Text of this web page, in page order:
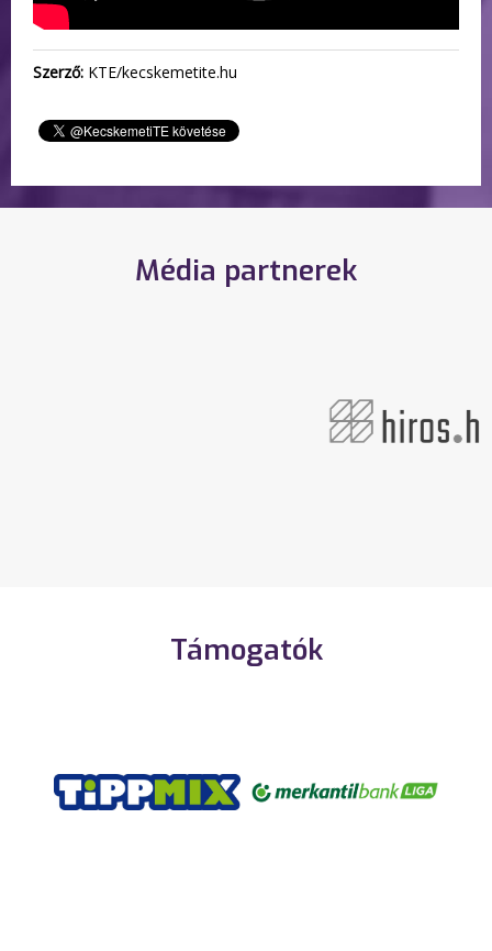
Szerző: KTE/kecskemetite.hu
Média partnerek
Támogatók